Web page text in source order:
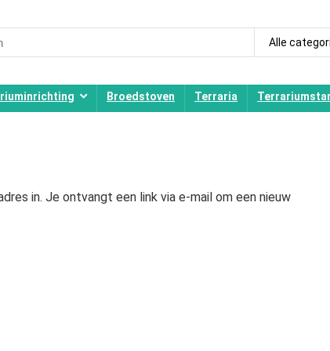
Alle
Broedstoven Terraria
in. Je ontvangt een link via e-mail om een nieuw